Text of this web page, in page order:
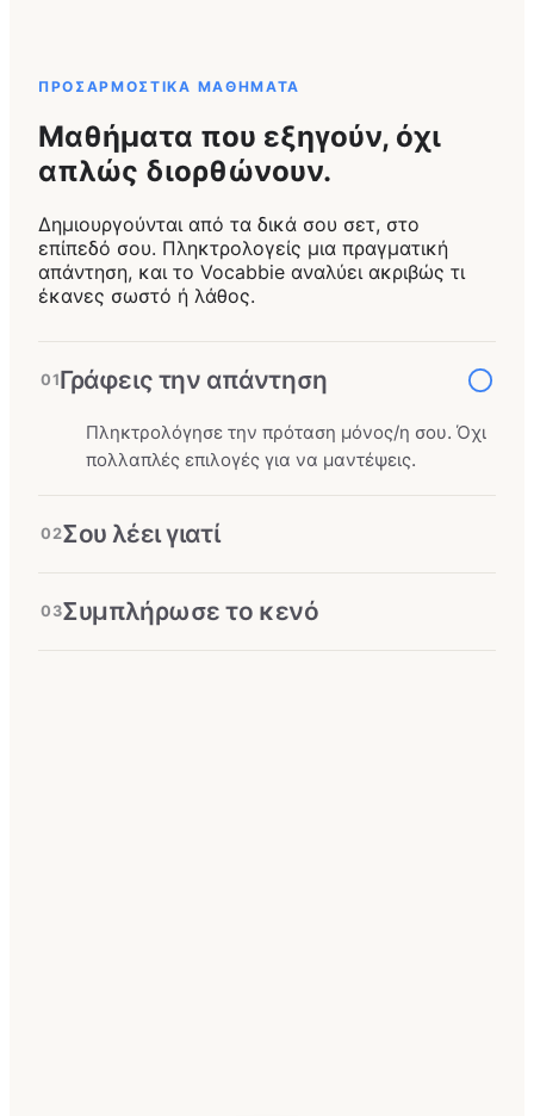
ΠΡΟΣΑΡΜΟΣΤΙΚΆ ΜΑΘΉΜΑΤΑ
Μαθήματα που εξηγούν, όχι
απλώς διορθώνουν.
Δημιουργούνται από τα δικά σου σετ, στο
επίπεδό σου. Πληκτρολογείς μια πραγματική
απάντηση, και το Vocabbie αναλύει ακριβώς τι
έκανες σωστό ή λάθος.
01Γράφεις την απάντηση
Πληκτρολόγησε την πρόταση μόνος/η σου. Όχι
πολλαπλές επιλογές για να μαντέψεις.
02Σου λέει γιατί
03Συμπλήρωσε το κενό